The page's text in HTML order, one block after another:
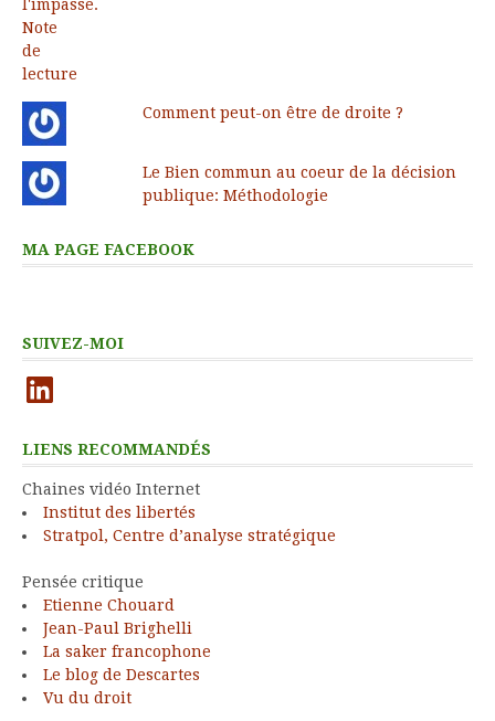
Comment peut-on être de droite ?
Le Bien commun au coeur de la décision
publique: Méthodologie
MA PAGE FACEBOOK
SUIVEZ-MOI
LinkedIn
LIENS RECOMMANDÉS
Chaines vidéo Internet
Institut des libertés
Stratpol, Centre d’analyse stratégique
Pensée critique
Etienne Chouard
Jean-Paul Brighelli
La saker francophone
Le blog de Descartes
Vu du droit